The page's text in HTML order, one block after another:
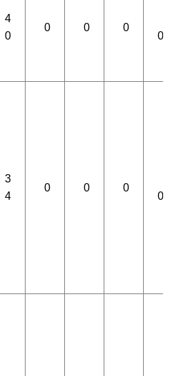
4
0
0 0 0
3
4
0 0 0